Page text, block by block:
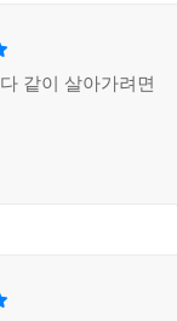
같이 살아가려면